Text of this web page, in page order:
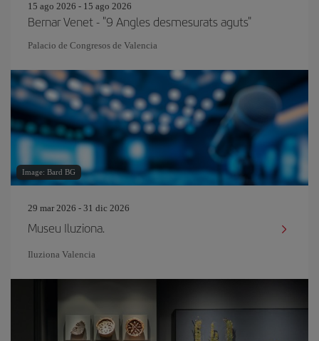
15 ago 2026 - 15 ago 2026
Bernar Venet - "9 Angles desmesurats aguts"
Palacio de Congresos de Valencia
Image: Bard BG
29 mar 2026 - 31 dic 2026
Museu Iluziona.
Iluziona Valencia